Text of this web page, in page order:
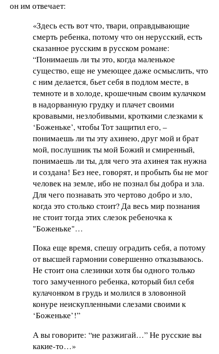
он им отвечает:
«Здесь есть вот что, твари, оправдывающие
смерть ребенка, потому что он нерусский, есть
сказанное русским в русском романе:
“Понимаешь ли ты это, когда маленькое
существо, еще не умеющее даже осмыслить, что
с ним делается, бьет себя в подлом месте, в
темноте и в холоде, крошечным своим кулачком
в надорванную грудку и плачет своими
кровавыми, незлобивыми, кроткими слезками к
‘Боженьке’, чтобы Тот защитил его, –
понимаешь ли ты эту ахинею, друг мой и брат
мой, послушник ты мой Божий и смиренный,
понимаешь ли ты, для чего эта ахинея так нужна
и создана! Без нее, говорят, и пробыть бы не мог
человек на земле, ибо не познал бы добра и зла.
Для чего познавать это чертово добро и зло,
когда это столько стоит? Да весь мир познания
не стоит тогда этих слезок ребеночка к
"Боженьке"…
Пока еще время, спешу оградить себя, а потому
от высшей гармонии совершенно отказываюсь.
Не стоит она слезинки хотя бы одного только
того замученного ребенка, который бил себя
кулачонком в грудь и молился в зловонной
конуре неискупленными слезами своими к
‘Боженьке’!”
А вы говорите: “не разжигай…” Не русские вы
какие-то…»